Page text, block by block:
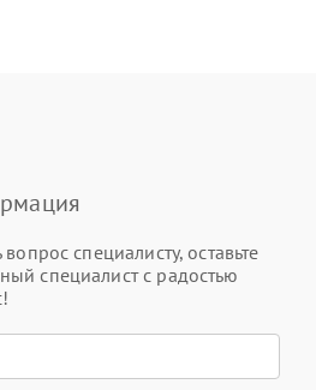
специалисту, оставьте
специалист с радостью